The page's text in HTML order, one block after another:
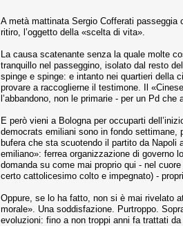
A metà mattinata Sergio Cofferati
ritiro, l’oggetto della «scelta di vita».
La causa scatenante senza la quale molte
tranquillo nel passeggino, isolato dal resto
spinge e spinge: e intanto nei quartieri della
provare a raccoglierne il testimone. Il
l’abbandono, non le primarie - per un Pd
E però vieni a Bologna per occuparti
democrats emiliani sono in fondo
bufera che sta scuotendo il partito da Napoli
emiliano»: ferrea organizzazione di governo
domanda su come mai proprio qui - nel
certo cattolicesimo colto e impegnato) -
Oppure, se lo ha fatto, non si è mai rivelato
morale». Una soddisfazione. Purtroppo.
evoluzioni: fino a non troppi anni fa trattati